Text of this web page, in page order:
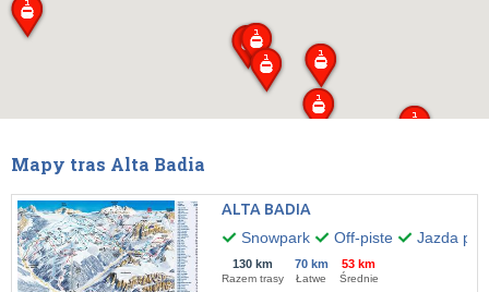
Mapy tras Alta Badia
ALTA BADIA
Snowpark
Off-piste Jazda po
130 km
Razem trasy
70 km
Łatwe
53 km
Średnie